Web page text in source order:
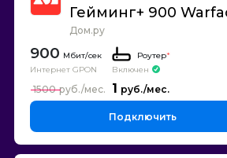
Гейминг+ 900
Дом.ру
900
Интернет GPON
Роутер*
Включен
1
1500
Подключить